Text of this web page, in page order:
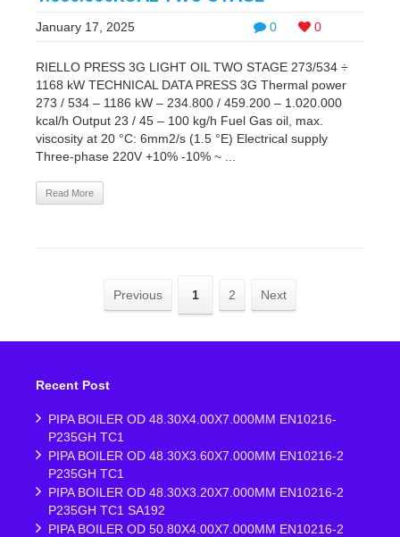
0 0
January 17, 2025
RIELLO PRESS 3G LIGHT OIL TWO STAGE 273/534 ÷
1168 kW TECHNICAL DATA PRESS 3G Thermal power
273 / 534 – 1186 kW – 234.800 / 459.200 – 1.020.000
kcal/h Output 23 / 45 – 100 kg/h Fuel Gas oil, max.
viscosity at 20 °C: 6mm2/s (1.5 °E) Electrical supply
Three-phase 220V +10% -10% ~ ...
Read More
Previous 1 2 Next
Recent Post
PIPA BOILER OD 48.30X4.00X7.000MM EN10216-
P235GH TC1
PIPA BOILER OD 48.30X3.60X7.000MM EN10216-2
P235GH TC1
PIPA BOILER OD 48.30X3.20X7.000MM EN10216-2
P235GH TC1 SA192
PIPA BOILER OD 50.80X4.00X7.000MM EN10216-2